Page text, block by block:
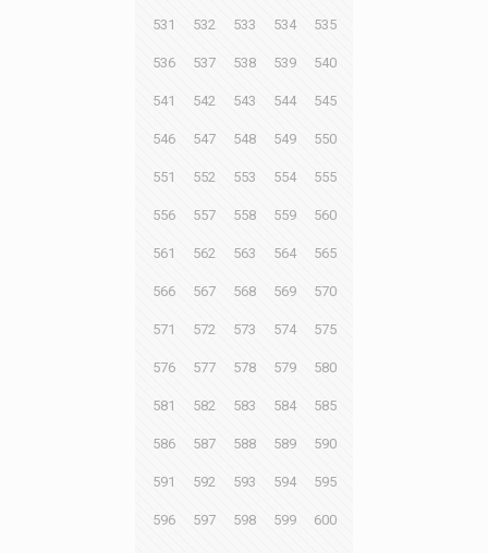
531 532 533 534 535
536 537 538 539 540
541 542 543 544 545
546 547 548 549 550
551 552 553 554 555
556 557 558 559 560
561 562 563 564 565
566 567 568 569 570
571 572 573 574 575
576 577 578 579 580
581 582 583 584 585
586 587 588 589 590
591 592 593 594 595
596 597 598 599 600